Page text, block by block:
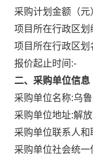
采购计划金额（元
项目所在行政区划
项目所在行政区划
报价起止时间:-
二、采购单位信息
采购单位名称:乌
采购单位地址:解
采购单位联系人和
采购单位社会统